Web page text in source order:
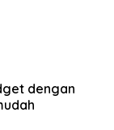
dengan